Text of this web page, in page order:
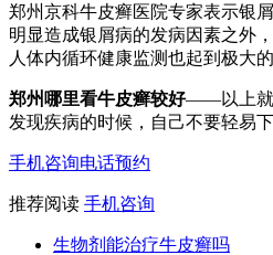
郑州京科牛皮癣医院专家表示银
明显造成银屑病的发病因素之外
人体内循环健康监测也起到极大的
郑州哪里看牛皮癣较好——以上就
发现疾病的时候，自己不要轻易
手机咨询电话预约
推荐阅读 手机咨询
生物剂能治疗牛皮癣吗